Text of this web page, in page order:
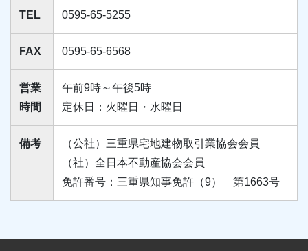
TEL 0595-65-5255
FAX 0595-65-6568
営業
時間
午前9時～午後5時
定休日：火曜日・水曜日
備考
（公社）三重県宅地建物取引業協会会員
（社）全日本不動産協会会員
免許番号：三重県知事免許（9） 第1663号